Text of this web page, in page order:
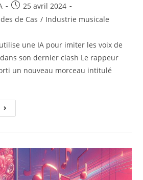
Post
published:
25 avril 2024
de Cas / Industrie musicale
une IA pour imiter les voix de
son dernier clash Le rappeur
un nouveau morceau intitulé
Drake